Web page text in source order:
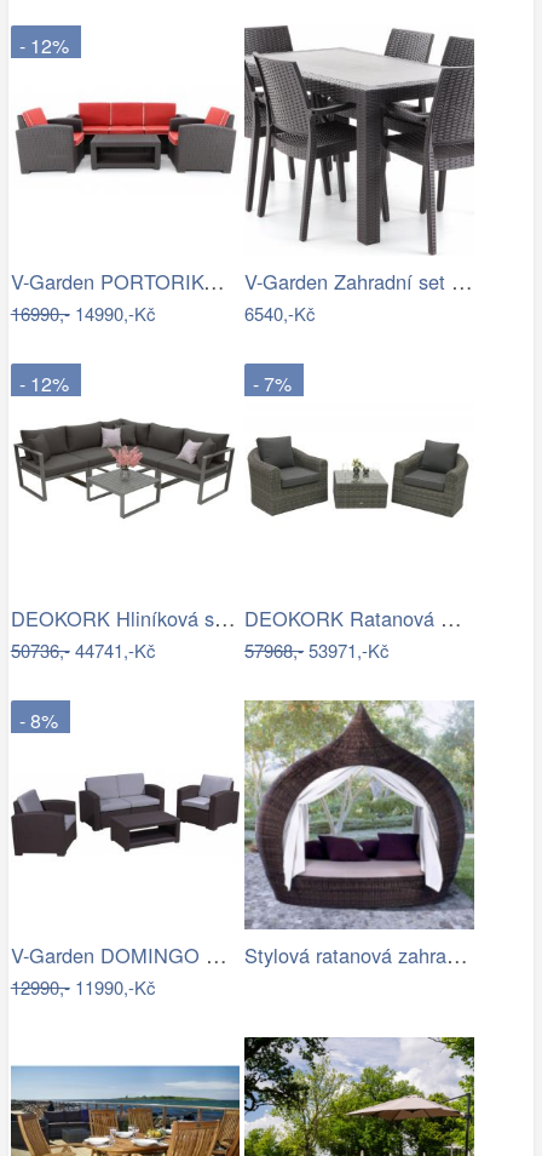
- 12%
V-Garden PORTORIKO RED DeLuxe
16990,-14990,-Kč
V-Garden Zahradní set URANO 6
6540,-Kč
- 12%
DEOKORK Hliníková sestava pro 5 osob…
50736,-44741,-Kč
- 7%
DEOKORK Ratanová modulová sestava…
57968,-53971,-Kč
- 8%
V-Garden DOMINGO GREY DeLuxe
12990,-11990,-Kč
Stylová ratanová zahradní postel se…